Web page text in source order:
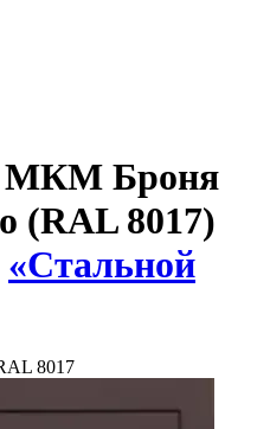
МКМ Броня
(RAL 8017)
«Стальной
8017